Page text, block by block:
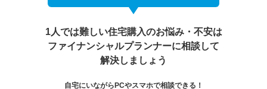
1人では難しい住宅購入のお悩み・不安は
ファイナンシャルプランナーに相談して
解決しましょう
自宅にいながらPCやスマホで相談できる！